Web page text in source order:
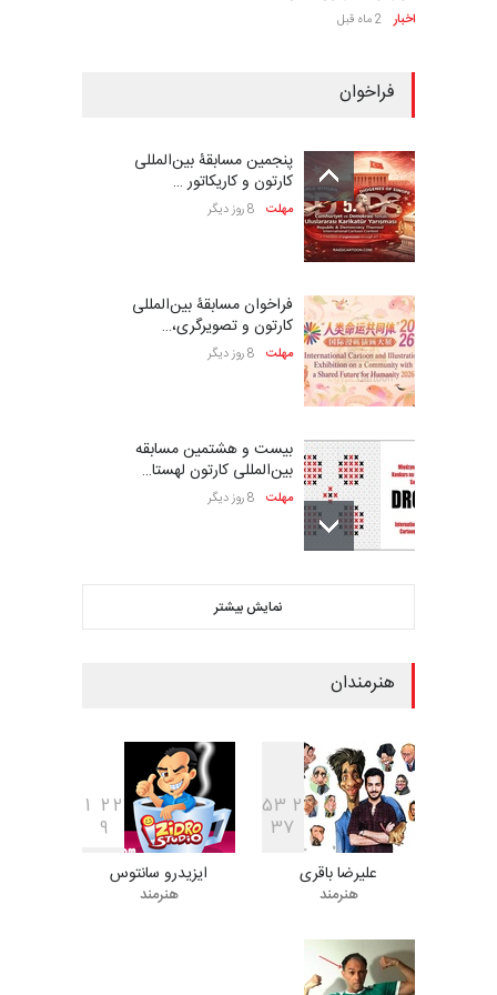
اخبار 2 ماه قبل
فراخوان
پنجمین مسابقۀ بین‌المللی
کارتون و کاریکاتور …
مهلت 8 روز دیگر
فراخوان مسابقۀ بین‌المللی
کارتون و تصویرگری،…
مهلت 8 روز دیگر
بیست و هشتمین مسابقه
بین‌المللی کارتون لهستا…
مهلت 8 روز دیگر
ششمین جشنواره بین‌المللی
کاریکاتور CIK Damad…
ششمین جشنوارۀ بین‌المللی
کارتون «لبخند دریا»…
دهمین جشنوارۀ بین‌المللی
کارتون گالوی ، ایرل…
نمایش بیشتر
هنرمندان
53 2
37
علیرضا باقری
هنرمند
1 22
9
ایزیدرو سانتوس
هنرمند